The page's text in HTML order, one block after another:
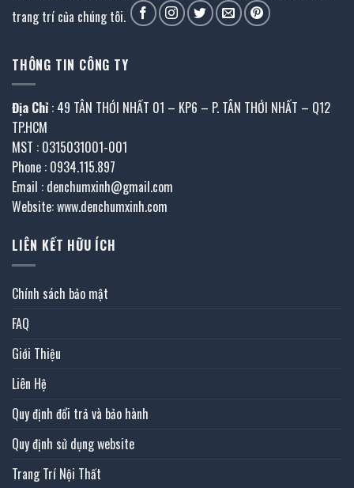
trang trí của chúng tôi.
THÔNG TIN CÔNG TY
Địa Chỉ : 49 TÂN THỚI NHẤT 01 – KP6 – P. TÂN THỚI NHẤT – Q12
TP.HCM
MST : 0315031001-001
Phone : 0934.115.897
Email : denchumxinh@gmail.com
Website: www.denchumxinh.com
LIÊN KẾT HỮU ÍCH
Chính sách bảo mật
FAQ
Giới Thiệu
Liên Hệ
Quy định đổi trả và bảo hành
Quy định sử dụng website
Trang Trí Nội Thất